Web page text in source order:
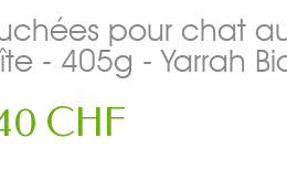
pour chat
- 405g - Yarrah
CHF